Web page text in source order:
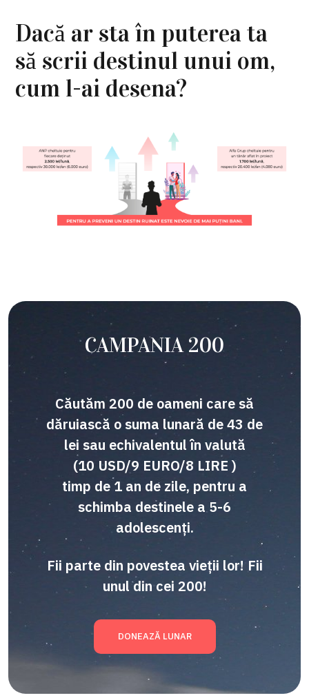
Dacă ar sta în puterea ta
să scrii destinul unui om,
cum l-ai desena?
CAMPANIA 200
Căutăm 200 de oameni care să
dăruiască o suma lunară de 43 de
lei sau echivalentul în valută
(10 USD/9 EURO/8 LIRE )
timp de 1 an de zile, pentru a
schimba destinele a 5-6
adolescenți.
Fii parte din povestea vieții lor! Fii
unul din cei 200!
DONEAZĂ LUNAR